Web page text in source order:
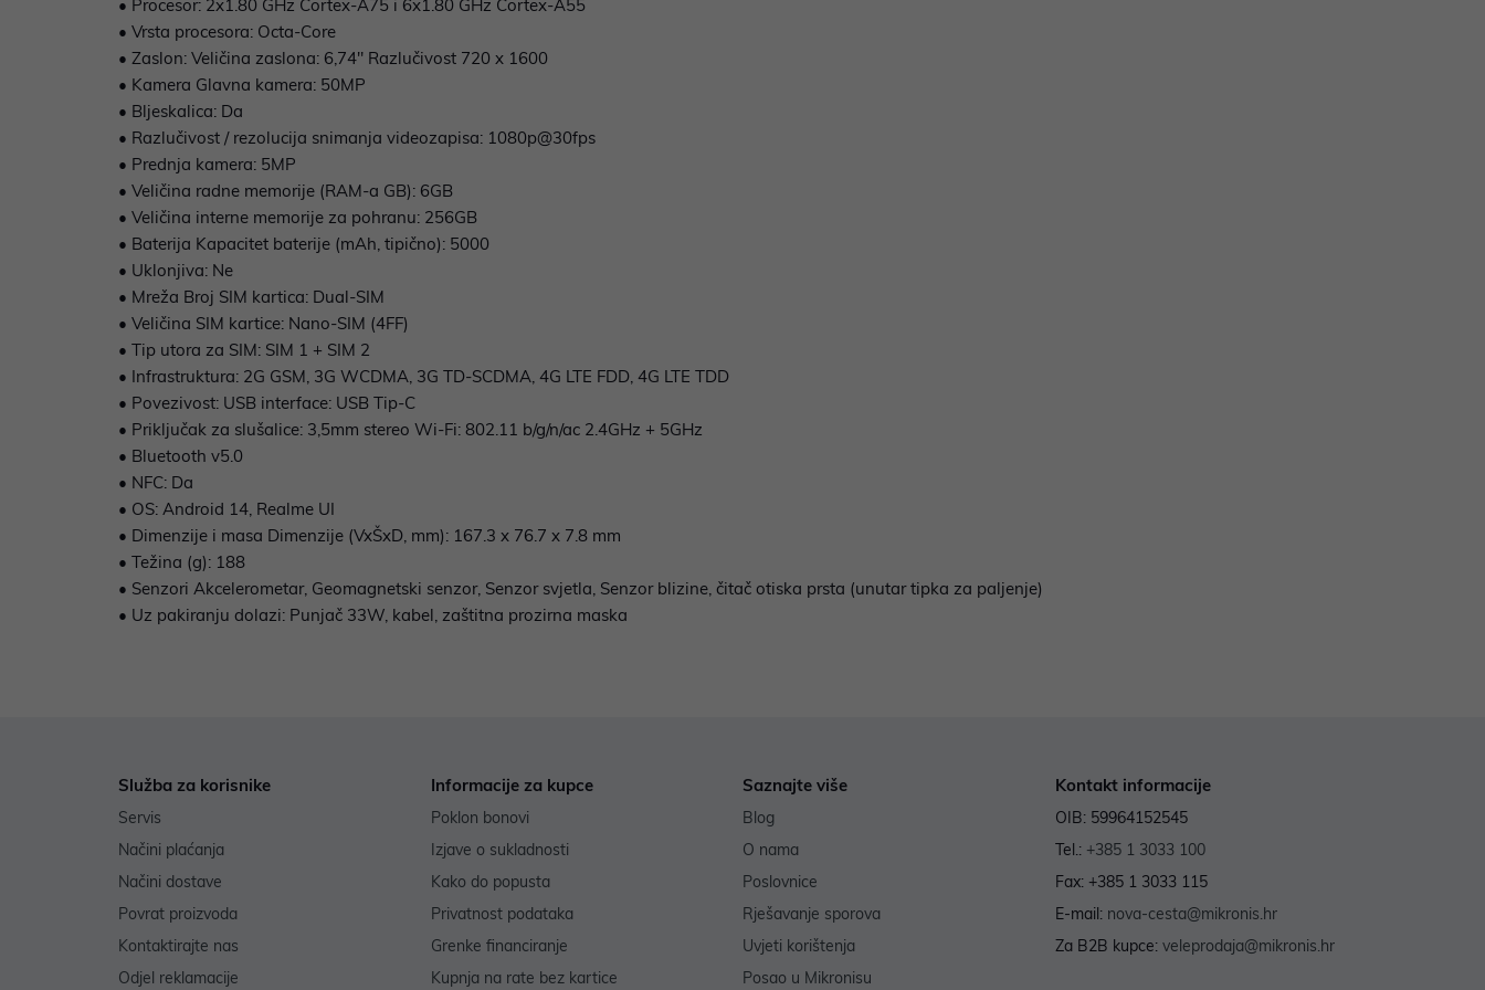
• Procesor: 2x1.80 GHz Cortex-A75 i 6x1.80 GHz Cortex-A55
• Vrsta procesora: Octa-Core
• Zaslon: Veličina zaslona: 6,74" Razlučivost 720 x 1600
• Kamera Glavna kamera: 50MP
• Bljeskalica: Da
• Razlučivost / rezolucija snimanja videozapisa: 1080p@30fps
• Prednja kamera: 5MP
• Veličina radne memorije (RAM-a GB): 6GB
• Veličina interne memorije za pohranu: 256GB
• Baterija Kapacitet baterije (mAh, tipično): 5000
• Uklonjiva: Ne
• Mreža Broj SIM kartica: Dual-SIM
• Veličina SIM kartice: Nano-SIM (4FF)
• Tip utora za SIM: SIM 1 + SIM 2
• Infrastruktura: 2G GSM, 3G WCDMA, 3G TD-SCDMA, 4G LTE FDD, 4G LTE TDD
• Povezivost: USB interface: USB Tip-C
• Priključak za slušalice: 3,5mm stereo Wi-Fi: 802.11 b/g/n/ac 2.4GHz + 5GHz
• Bluetooth v5.0
• NFC: Da
• OS: Android 14, Realme UI
• Dimenzije i masa Dimenzije (VxŠxD, mm): 167.3 x 76.7 x 7.8 mm
• Težina (g): 188
• Senzori Akcelerometar, Geomagnetski senzor, Senzor svjetla, Senzor blizine, čitač otiska prsta (unutar tipka za paljenje)
• Uz pakiranju dolazi: Punjač 33W, kabel, zaštitna prozirna maska
Služba za korisnike
Servis
Načini plaćanja
Načini dostave
Povrat proizvoda
Kontaktirajte nas
Odjel reklamacije
Informacije za kupce
Poklon bonovi
Izjave o sukladnosti
Kako do popusta
Privatnost podataka
Grenke financiranje
Kupnja na rate bez kartice
Saznajte više
Blog
O nama
Poslovnice
Rješavanje sporova
Uvjeti korištenja
Posao u Mikronisu
Kontakt informacije
OIB: 59964152545
Tel.: +385 1 3033 100
Fax: +385 1 3033 115
E-mail: nova-cesta@mikronis.hr
Za B2B kupce: veleprodaja@mikronis.hr